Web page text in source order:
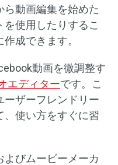
ら動画編集を始めた
使用したりするこ
成できます。
動画を微調整す
エディターです。こ
ーザーフレンドリー
、使い方をすぐに習
びムービーメーカ